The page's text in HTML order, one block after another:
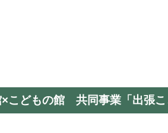
こどもの館 共同事業「出張こ